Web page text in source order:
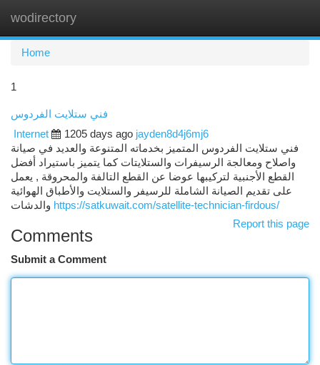
wodirectory
Home
1
فني ستلايت الفردوس
Internet
1205 days ago jayden8d4j6mj6
فني ستلايت الفردوس المتميز بخدماته المتنوعة والعديد في صيانة
واصلاح ومعالجة الرسيفرات والستلايتات كما يتميز باستيراد أفضل
القطع الأجنبية لتركيبها عوضا عن القطع التالفة والمحروقة , يعمل
على تقديم الصيانة الشاملة للرسيفر والستلايت والأطباق الهوائية
https://satkuwait.com/satellite-technician-firdous/
Report this page
Comments
Submit a Comment